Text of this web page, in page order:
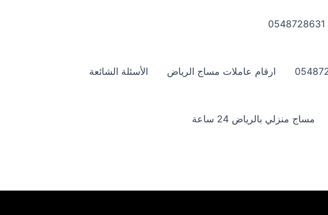
ارقام عاملات مساج الرياض الأسئلة الشائعة
مساج منزلي بالرياض 24 ساعة